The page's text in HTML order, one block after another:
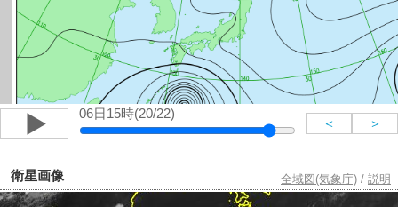
06日15時(20/22)
＜ ＞
衛星画像 全域図(気象庁) / 説明